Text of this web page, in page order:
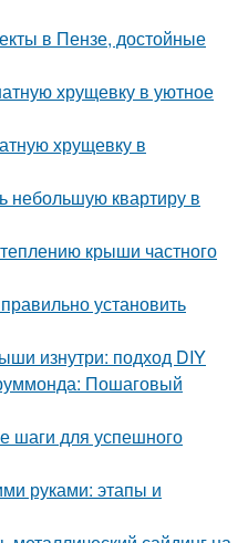
в Пензе, достойные
хрущевку в уютное
хрущевку в
небольшую квартиру в
крыши частного
установить
изнутри: подход DIY
Пошаговый
шаги для успешного
руками: этапы и